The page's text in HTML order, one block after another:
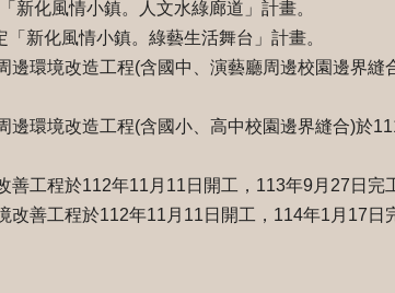
新化風情小鎮。人文水綠廊道」計畫。
新化風情小鎮。綠藝生活舞台」計畫。
邊環境改造工程(含國中、演藝廳周邊校園邊界
邊環境改造工程(含國小、高中校園邊界縫合)於
善工程於112年11月11日開工，113年9月27日完
改善工程於112年11月11日開工，114年1月17日